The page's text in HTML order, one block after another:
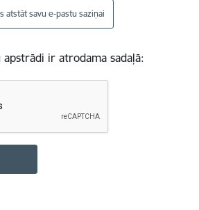
atstāt savu e-pastu saziņai
ir atrodama sadaļā: